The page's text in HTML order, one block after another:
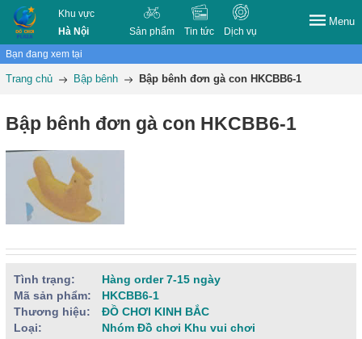
Khu vực
Hà Nội
Sản phẩm Tin tức Dịch vụ
Menu
Bạn đang xem tại
Trang chủ Bập bênh Bập bênh đơn gà con HKCBB6-1
Bập bênh đơn gà con HKCBB6-1
Tình trạng:
Hàng order 7-15 ngày
Mã sản phẩm:
HKCBB6-1
Thương hiệu:
ĐỒ CHƠI KINH BẮC
Loại:
Nhóm Đồ chơi Khu vui chơi